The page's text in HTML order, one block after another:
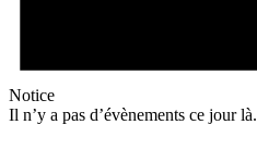
Notice
Il n’y a pas d’évènements ce jour là.